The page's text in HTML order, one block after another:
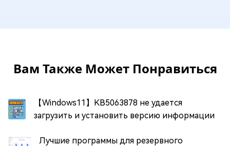
Вам Также Может Понравиться
【Windows11】KB5063878 не удается
загрузить и установить версию информации
Лучшие программы для резервного